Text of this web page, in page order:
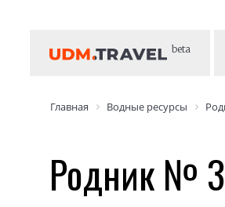
beta
Главная Водные ресурсы
Родник №